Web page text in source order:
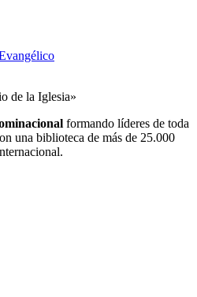
de la Iglesia»
formando líderes de toda
una biblioteca de más de 25.000